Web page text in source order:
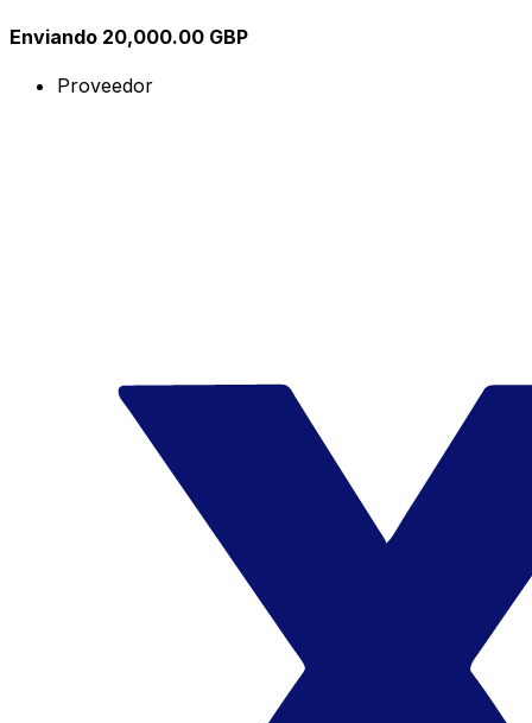
Enviando 20,000.00 GBP
Proveedor